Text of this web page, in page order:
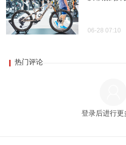
06-28 07:10
热门评论
登录后进行更